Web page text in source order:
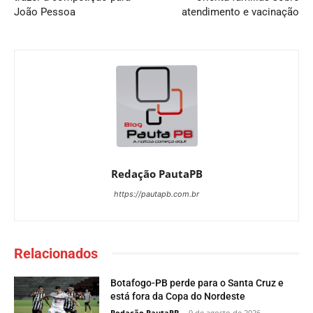
João Pessoa
atendimento e vacinação
Redação PautaPB
https://pautapb.com.br
Relacionados
Botafogo-PB perde para o Santa Cruz e
está fora da Copa do Nordeste